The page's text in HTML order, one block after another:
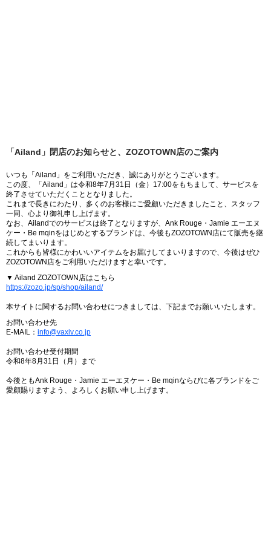
「Ailand」閉店のお知らせと、ZOZOTOWN店のご案内
いつも「Ailand」をご利用いただき、誠にありがとうございます。
この度、「Ailand」は令和8年7月31日（金）17:00をもちまして、サービスを
終了させていただくこととなりました。
これまで長きにわたり、多くのお客様にご愛顧いただきましたこと、スタッフ
一同、心より御礼申し上げます。
なお、Ailandでのサービスは終了となりますが、Ank Rouge・Jamie エーエヌ
ケー・Be mqinをはじめとするブランドは、今後もZOZOTOWN店にて販売を継
続してまいります。
これからも皆様にかわいいアイテムをお届けしてまいりますので、今後はぜひ
ZOZOTOWN店をご利用いただけますと幸いです。
▼ Ailand ZOZOTOWN店はこちら
https://zozo.jp/sp/shop/ailand/
本サイトに関するお問い合わせにつきましては、下記までお願いいたします。
お問い合わせ先
E-MAIL： info@vaxiv.co.jp
お問い合わせ受付期間
令和8年8月31日（月）まで
今後ともAnk Rouge・Jamie エーエヌケー・Be mqinならびに各ブランドをご
愛顧賜りますよう、よろしくお願い申し上げます。